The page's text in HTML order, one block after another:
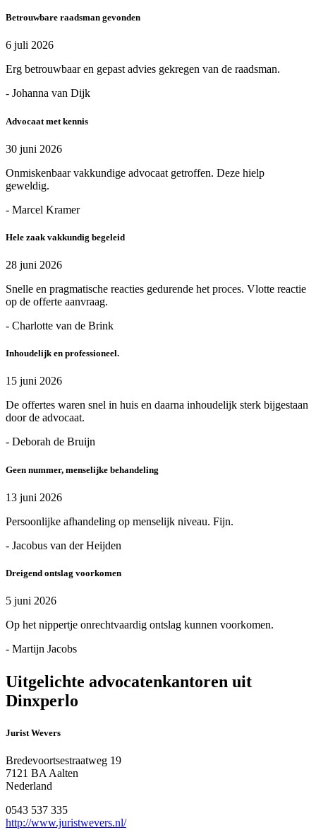
Betrouwbare raadsman gevonden
6 juli 2026
Erg betrouwbaar en gepast advies gekregen van de raadsman.
- Johanna van Dijk
Advocaat met kennis
30 juni 2026
Onmiskenbaar vakkundige advocaat getroffen. Deze hielp
geweldig.
- Marcel Kramer
Hele zaak vakkundig begeleid
28 juni 2026
Snelle en pragmatische reacties gedurende het proces. Vlotte reactie
op de offerte aanvraag.
- Charlotte van de Brink
Inhoudelijk en professioneel.
15 juni 2026
De offertes waren snel in huis en daarna inhoudelijk sterk bijgestaan
door de advocaat.
- Deborah de Bruijn
Geen nummer, menselijke behandeling
13 juni 2026
Persoonlijke afhandeling op menselijk niveau. Fijn.
- Jacobus van der Heijden
Dreigend ontslag voorkomen
5 juni 2026
Op het nippertje onrechtvaardig ontslag kunnen voorkomen.
- Martijn Jacobs
Uitgelichte advocatenkantoren uit
Dinxperlo
Jurist Wevers
Bredevoortsestraatweg 19
7121 BA Aalten
Nederland
0543 537 335
http://www.juristwevers.nl/